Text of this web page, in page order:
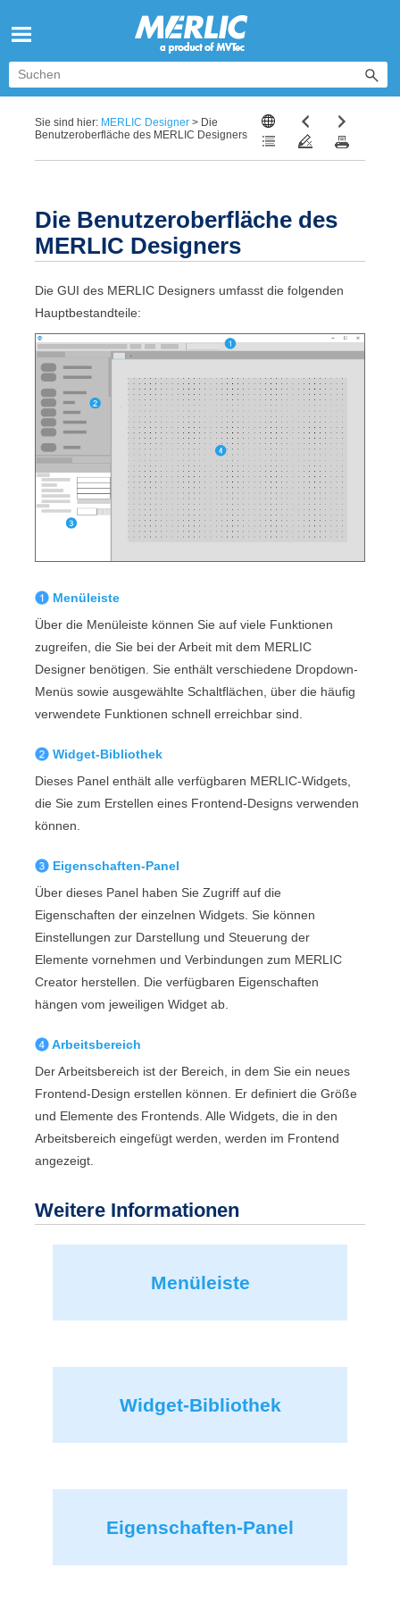
Sie sind hier: MERLIC Designer > Die
Benutzeroberfläche des MERLIC Designers
Die Benutzeroberfläche des
MERLIC Designers
Die GUI des MERLIC Designers umfasst die folgenden
Hauptbestandteile:
Menüleiste
Über die Menüleiste können Sie auf viele Funktionen
zugreifen, die Sie bei der Arbeit mit dem MERLIC
Designer benötigen. Sie enthält verschiedene Dropdown-
Menüs sowie ausgewählte Schaltflächen, über die häufig
verwendete Funktionen schnell erreichbar sind.
Widget-Bibliothek
Dieses Panel enthält alle verfügbaren MERLIC-Widgets,
die Sie zum Erstellen eines Frontend-Designs verwenden
können.
Eigenschaften-Panel
Über dieses Panel haben Sie Zugriff auf die
Eigenschaften der einzelnen Widgets. Sie können
Einstellungen zur Darstellung und Steuerung der
Elemente vornehmen und Verbindungen zum MERLIC
Creator herstellen. Die verfügbaren Eigenschaften
hängen vom jeweiligen Widget ab.
Arbeitsbereich
Der Arbeitsbereich ist der Bereich, in dem Sie ein neues
Frontend-Design erstellen können. Er definiert die Größe
und Elemente des Frontends. Alle Widgets, die in den
Arbeitsbereich eingefügt werden, werden im Frontend
angezeigt.
Weitere Informationen
Menüleiste
Widget-Bibliothek
Eigenschaften-Panel